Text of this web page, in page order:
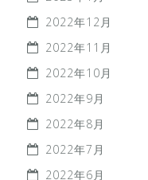
2022年12月
2022年11月
2022年10月
2022年9月
2022年8月
2022年7月
2022年6月